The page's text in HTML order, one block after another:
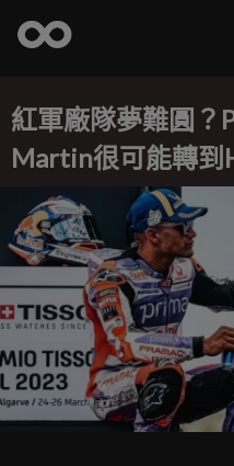
紅軍廠隊夢難圓？
Martin很可能轉到